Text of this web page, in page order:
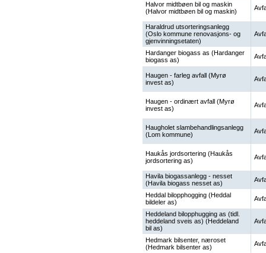
Halvor midtbøen bil og maskin
(Halvor midtbøen bil og maskin)
Haraldrud utsorteringsanlegg
(Oslo kommune renovasjons- og
gjenvinningsetaten)
Hardanger biogass as (Hardanger
biogass as)
Haugen - farleg avfall (Myrø
invest as)
Haugen - ordinært avfall (Myrø
invest as)
Haugholet slambehandlingsanlegg
(Lom kommune)
Haukås jordsortering (Haukås
jordsortering as)
Havila biogassanlegg - nesset
(Havila biogass nesset as)
Heddal bilopphogging (Heddal
bildeler as)
Heddeland bilopphugging as (tidl.
heddeland sveis as) (Heddeland
bil as)
Hedmark bilsenter, næroset
(Hedmark bilsenter as)